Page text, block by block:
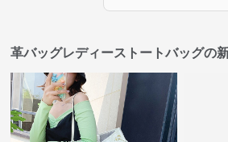
革バッグレディーストートバッグの